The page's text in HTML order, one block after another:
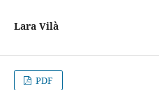
Lara Vilà
PDF